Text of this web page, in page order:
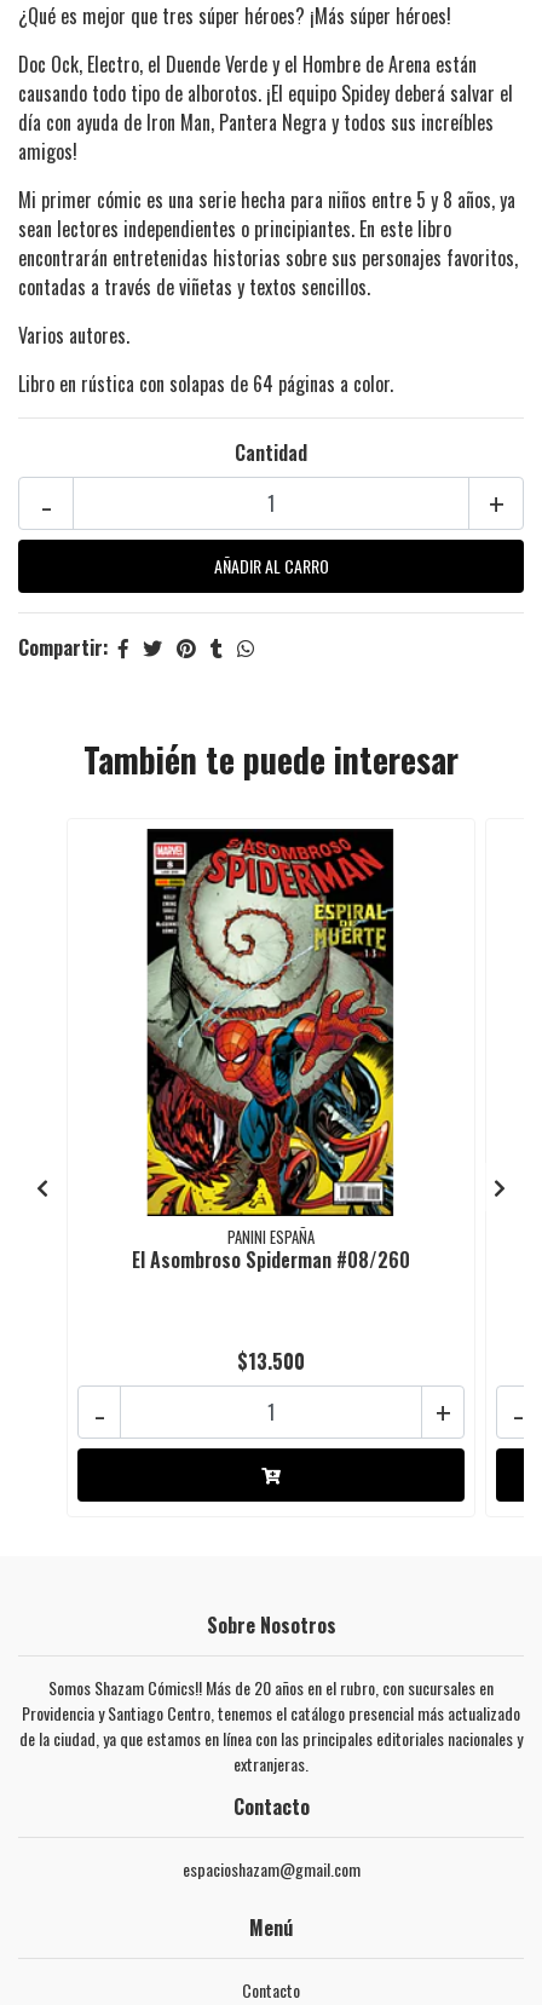
¿Qué es mejor que tres súper héroes? ¡Más súper héroes!
Doc Ock, Electro, el Duende Verde y el Hombre de Arena están
causando todo tipo de alborotos. ¡El equipo Spidey deberá salvar el
día con ayuda de Iron Man, Pantera Negra y todos sus increíbles
amigos!
Mi primer cómic es una serie hecha para niños entre 5 y 8 años, ya
sean lectores independientes o principiantes. En este libro
encontrarán entretenidas historias sobre sus personajes favoritos,
contadas a través de viñetas y textos sencillos.
Varios autores.
Libro en rústica con solapas de 64 páginas a color.
Cantidad
+
-
Compartir:
También te puede interesar
PANINI ESPAÑA
El Asombroso Spiderman #08/260
$13.500
+
- -
Sobre Nosotros
Somos Shazam Cómics!! Más de 20 años en el rubro, con sucursales en
Providencia y Santiago Centro, tenemos el catálogo presencial más actualizado
de la ciudad, ya que estamos en línea con las principales editoriales nacionales y
extranjeras.
Contacto
espacioshazam@gmail.com
Menú
Contacto